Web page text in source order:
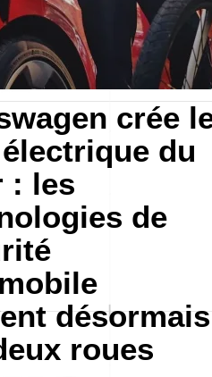
crée
du
: les
de
désormais
roues